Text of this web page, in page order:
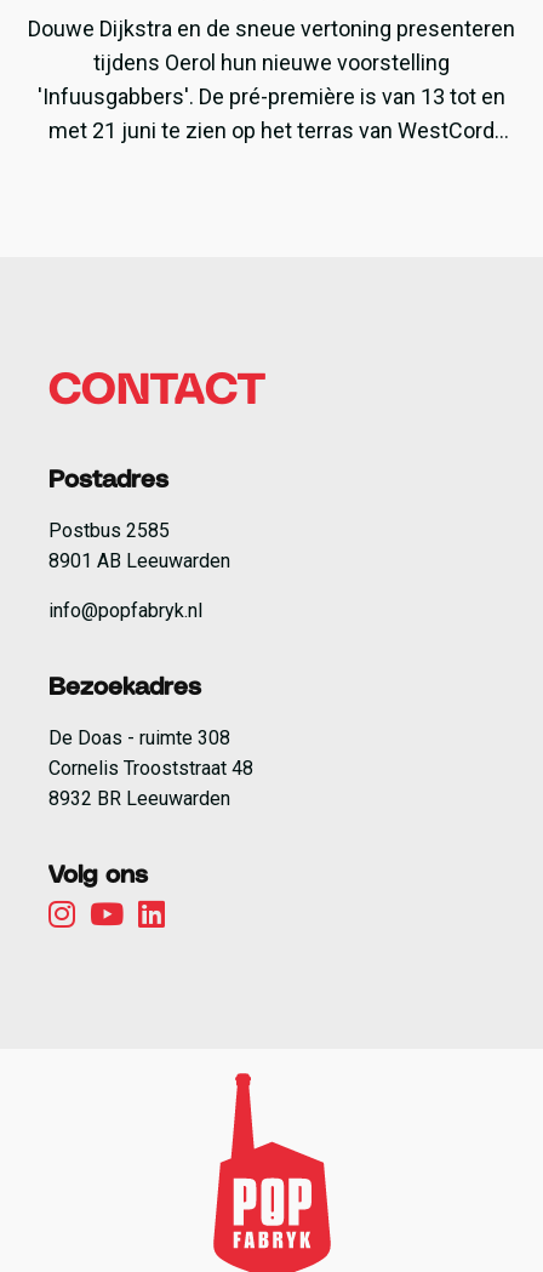
Douwe Dijkstra en de sneue vertoning presenteren
tijdens Oerol hun nieuwe voorstelling
'Infuusgabbers'. De pré-première is van 13 tot en
met 21 juni te zien op het terras van WestCord
CONTACT
Postadres
Postbus 2585
8901 AB Leeuwarden
info@popfabryk.nl
Bezoekadres
De Doas - ruimte 308
Cornelis Trooststraat 48
8932 BR Leeuwarden
Volg ons